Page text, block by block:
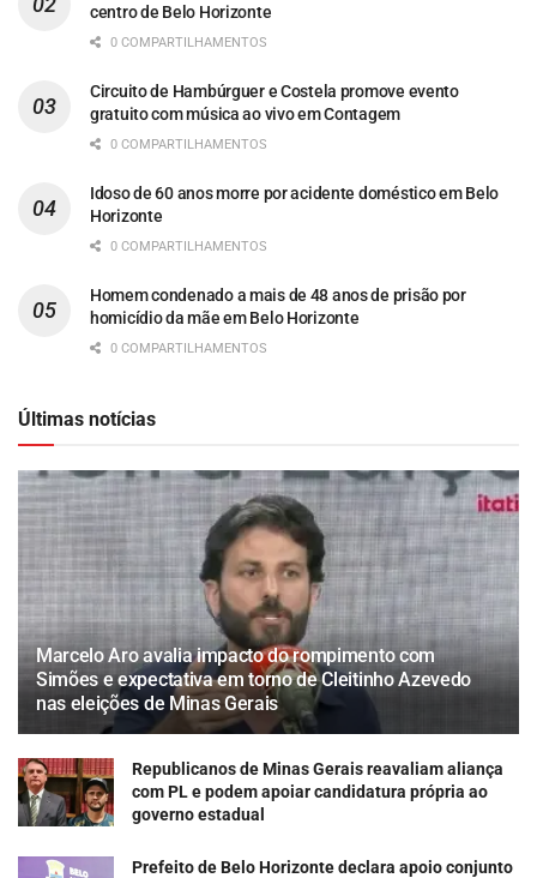
centro de Belo Horizonte
0 COMPARTILHAMENTOS
Circuito de Hambúrguer e Costela promove evento
gratuito com música ao vivo em Contagem
0 COMPARTILHAMENTOS
Idoso de 60 anos morre por acidente doméstico em Belo
Horizonte
0 COMPARTILHAMENTOS
Homem condenado a mais de 48 anos de prisão por
homicídio da mãe em Belo Horizonte
0 COMPARTILHAMENTOS
Últimas notícias
Marcelo Aro avalia impacto do rompimento com
Simões e expectativa em torno de Cleitinho Azevedo
nas eleições de Minas Gerais
Republicanos de Minas Gerais reavaliam aliança
com PL e podem apoiar candidatura própria ao
governo estadual
Prefeito de Belo Horizonte declara apoio conjunto